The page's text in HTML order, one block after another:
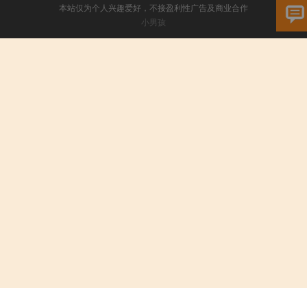
本站仅为个人兴趣爱好，不接盈利性广告及商业合作
小男孩